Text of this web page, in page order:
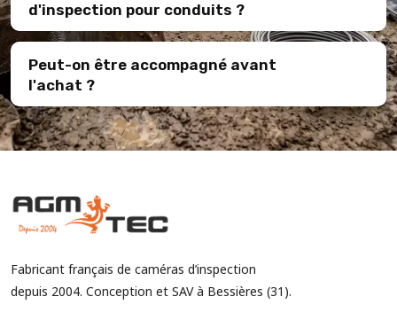
d'inspection pour conduits ?
Peut-on être accompagné avant
l'achat ?
Fabricant français de caméras d’inspection
depuis 2004. Conception et SAV à Bessières (31).